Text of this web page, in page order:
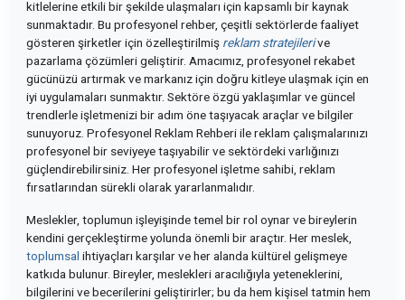
kitlelerine etkili bir şekilde ulaşmaları için kapsamlı bir kaynak
sunmaktadır. Bu profesyonel rehber, çeşitli sektörlerde faaliyet
gösteren şirketler için özelleştirilmiş reklam stratejilerive
pazarlama çözümleri geliştirir. Amacımız, profesyonel rekabet
gücünüzü artırmak ve markanız için doğru kitleye ulaşmak için en
iyi uygulamaları sunmaktır. Sektöre özgü yaklaşımlar ve güncel
trendlerle işletmenizi bir adım öne taşıyacak araçlar ve bilgiler
sunuyoruz. Profesyonel Reklam Rehberi ile reklam çalışmalarınızı
profesyonel bir seviyeye taşıyabilir ve sektördeki varlığınızı
güçlendirebilirsiniz. Her profesyonel işletme sahibi, reklam
fırsatlarından sürekli olarak yararlanmalıdır.
Meslekler, toplumun işleyişinde temel bir rol oynar ve bireylerin
kendini gerçekleştirme yolunda önemli bir araçtır. Her meslek,
toplumsal ihtiyaçları karşılar ve her alanda kültürel gelişmeye
katkıda bulunur. Bireyler, meslekleri aracılığıyla yeteneklerini,
bilgilerini ve becerilerini geliştirirler; bu da hem kişisel tatmin hem